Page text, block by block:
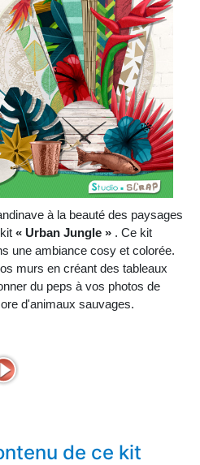
à la beauté des paysages
« Urban Jungle » . Ce kit
une ambiance cosy et colorée.
murs en créant des tableaux
du peps à vos photos de
d'animaux sauvages.
de ce kit